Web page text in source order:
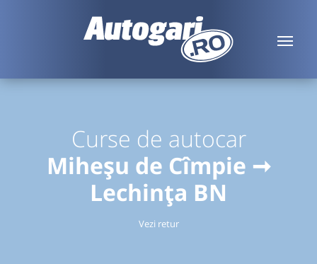
Curse de autocar
Miheșu de Cîmpie ➞
Lechința BN
Vezi retur